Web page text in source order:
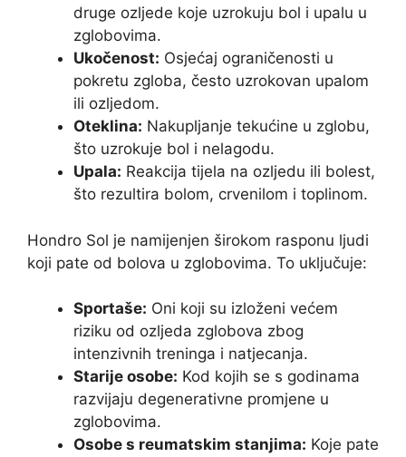
druge ozljede koje uzrokuju bol i upalu u
zglobovima.
Ukočenost: Osjećaj ograničenosti u
pokretu zgloba, često uzrokovan upalom
ili ozljedom.
Oteklina: Nakupljanje tekućine u zglobu,
što uzrokuje bol i nelagodu.
Upala: Reakcija tijela na ozljedu ili bolest,
što rezultira bolom, crvenilom i toplinom.
Hondro Sol je namijenjen širokom rasponu ljudi
koji pate od bolova u zglobovima. To uključuje:
Sportaše: Oni koji su izloženi većem
riziku od ozljeda zglobova zbog
intenzivnih treninga i natjecanja.
Starije osobe: Kod kojih se s godinama
razvijaju degenerativne promjene u
zglobovima.
Osobe s reumatskim stanjima: Koje pate